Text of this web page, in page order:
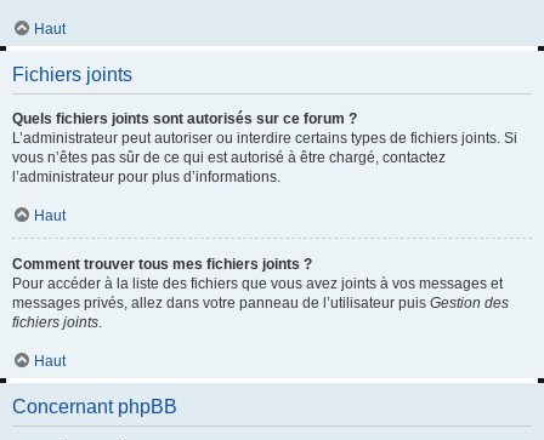
Haut
Fichiers joints
Quels fichiers joints sont autorisés sur ce forum ?
L’administrateur peut autoriser ou interdire certains types de fichiers joints. Si
vous n’êtes pas sûr de ce qui est autorisé à être chargé, contactez
l’administrateur pour plus d’informations.
Haut
Comment trouver tous mes fichiers joints ?
Pour accéder à la liste des fichiers que vous avez joints à vos messages et
messages privés, allez dans votre panneau de l’utilisateur puis Gestion des
fichiers joints
Haut
Concernant phpBB